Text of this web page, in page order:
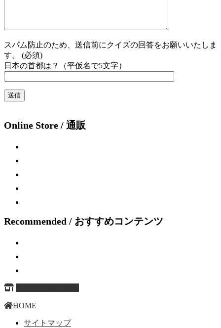
スパム防止のため、送信前にクイズの回答をお願いいたしま
す。 (必須)
日本の首都は？（平仮名で5文字）
Online Store / 通販
Recommended / おすすめコンテンツ
HOME
サイトマップ